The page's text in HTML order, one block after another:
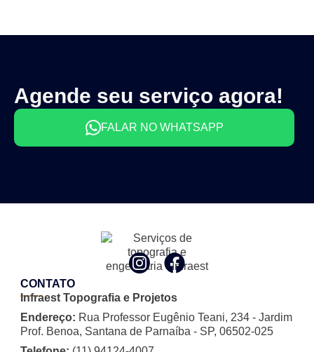
Agende seu serviço agora!
FALAR NO WHATSAPP
CONTATO
Infraest Topografia e Projetos
Endereço: Rua Professor Eugênio Teani, 234 - Jardim
Prof. Benoa, Santana de Parnaíba - SP, 06502-025